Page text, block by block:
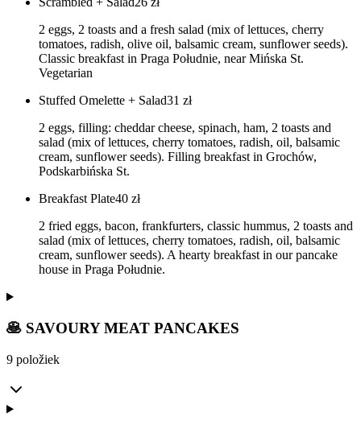
2 eggs, 2 toasts and a fresh salad (mix of lettuces, cherry
tomatoes, radish, olive oil, balsamic cream, sunflower seeds).
Classic breakfast in Praga Południe, near Mińska St.
Vegetarian
Stuffed Omelette + Salad31 zł
2 eggs, filling: cheddar cheese, spinach, ham, 2 toasts and
salad (mix of lettuces, cherry tomatoes, radish, oil, balsamic
cream, sunflower seeds). Filling breakfast in Grochów,
Podskarbińska St.
Breakfast Plate40 zł
2 fried eggs, bacon, frankfurters, classic hummus, 2 toasts and
salad (mix of lettuces, cherry tomatoes, radish, oil, balsamic
cream, sunflower seeds). A hearty breakfast in our pancake
house in Praga Południe.
🥞 SAVOURY MEAT PANCAKES
9 položiek